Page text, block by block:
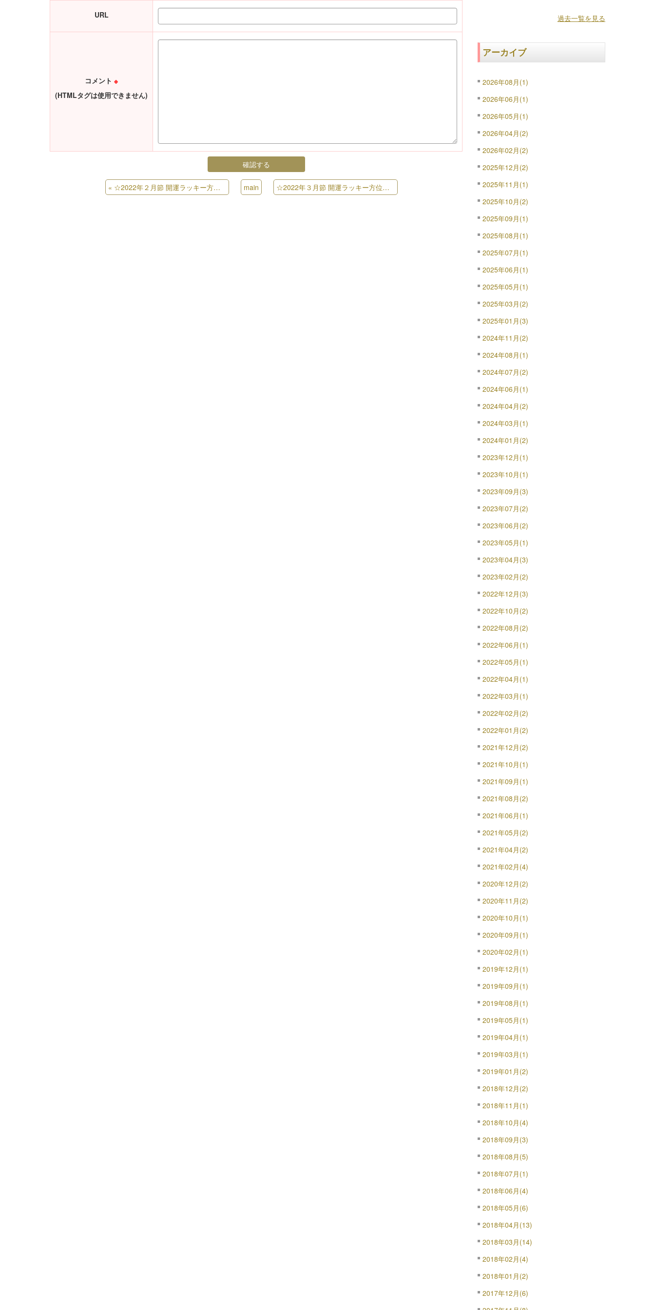
URL
コメント ※
(HTMLタグは使用できません)
« ☆2022年２月節 開運ラッキー方位術☆ main ☆2022年３月節 開運ラッキー方位術☆
過去一覧を見る
アーカイブ
2026年08月(1)
2026年06月(1)
2026年05月(1)
2026年04月(2)
2026年02月(2)
2025年12月(2)
2025年11月(1)
2025年10月(2)
2025年09月(1)
2025年08月(1)
2025年07月(1)
2025年06月(1)
2025年05月(1)
2025年03月(2)
2025年01月(3)
2024年11月(2)
2024年08月(1)
2024年07月(2)
2024年06月(1)
2024年04月(2)
2024年03月(1)
2024年01月(2)
2023年12月(1)
2023年10月(1)
2023年09月(3)
2023年07月(2)
2023年06月(2)
2023年05月(1)
2023年04月(3)
2023年02月(2)
2022年12月(3)
2022年10月(2)
2022年08月(2)
2022年06月(1)
2022年05月(1)
2022年04月(1)
2022年03月(1)
2022年02月(2)
2022年01月(2)
2021年12月(2)
2021年10月(1)
2021年09月(1)
2021年08月(2)
2021年06月(1)
2021年05月(2)
2021年04月(2)
2021年02月(4)
2020年12月(2)
2020年11月(2)
2020年10月(1)
2020年09月(1)
2020年02月(1)
2019年12月(1)
2019年09月(1)
2019年08月(1)
2019年05月(1)
2019年04月(1)
2019年03月(1)
2019年01月(2)
2018年12月(2)
2018年11月(1)
2018年10月(4)
2018年09月(3)
2018年08月(5)
2018年07月(1)
2018年06月(4)
2018年05月(6)
2018年04月(13)
2018年03月(14)
2018年02月(4)
2018年01月(2)
2017年12月(6)